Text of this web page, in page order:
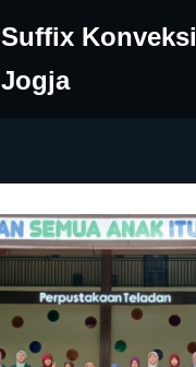
Suffix Konveksi
Jogja